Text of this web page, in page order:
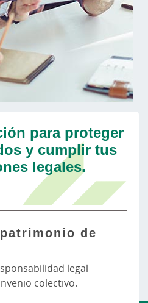
para proteger
y cumplir tus
legales.
de
legal
colectivo.